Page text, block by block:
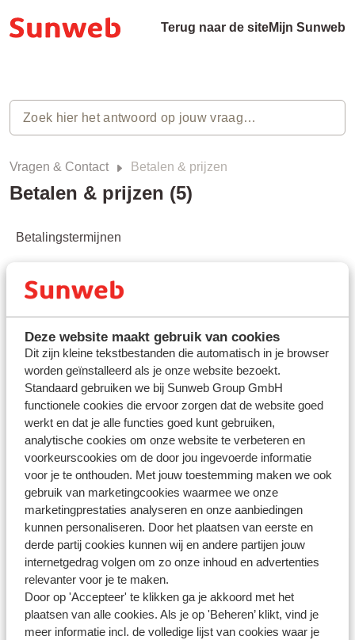
Deze website maakt gebruik van cookies
Dit zijn kleine tekstbestanden die automatisch in je browser
worden geïnstalleerd als je onze website bezoekt.
Standaard gebruiken we bij Sunweb Group GmbH
functionele cookies die ervoor zorgen dat de website goed
werkt en dat je alle functies goed kunt gebruiken,
analytische cookies om onze website te verbeteren en
voorkeurscookies om de door jou ingevoerde informatie
voor je te onthouden. Met jouw toestemming maken we ook
gebruik van marketingcookies waarmee we onze
marketingprestaties analyseren en onze aanbiedingen
kunnen personaliseren. Door het plaatsen van eerste en
derde partij cookies kunnen wij en andere partijen jouw
internetgedrag volgen om zo onze inhoud en advertenties
relevanter voor je te maken.
Door op 'Accepteer' te klikken ga je akkoord met het
plaatsen van alle cookies. Als je op 'Beheren’ klikt, vind je
meer informatie incl. de volledige lijst van cookies waar je
Terug naar de siteMijn Sunweb
Vragen & Contact Betalen & prijzen
Betalen & prijzen (5)
Betalingstermijnen
Prijzen
Vroegboekkorting
Heb jij jouw antwoord niet
gevonden?
Whatsapp ons!
WhatsApp ons op het nummer +3232590910. Je kunt